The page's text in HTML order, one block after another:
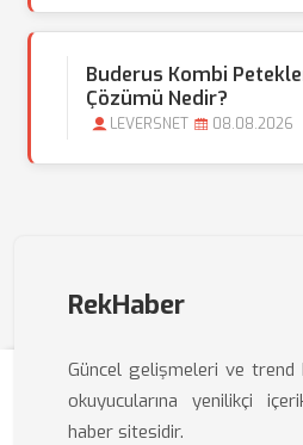
Buderus Kombi
Çözümü Nedir?
LEVERSNET 08.08.2026
RekHaber
Güncel gelişmeleri ve trend
okuyucularına yenilikçi
haber sitesidir.